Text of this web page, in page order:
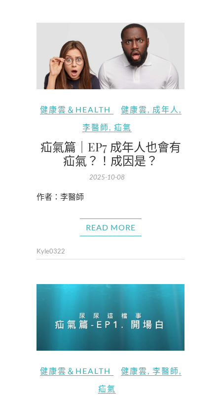
健康雲＆HEALTH 健康雲, 成年人 ,
李醫師, 疝氣
疝氣篇｜EP7 成年人也會有
疝氣？！成因是？
2025-10-08
作者：李醫師
READ MORE
Kyle0322
健康雲＆HEALTH 健康雲, 李醫師,
疝氣